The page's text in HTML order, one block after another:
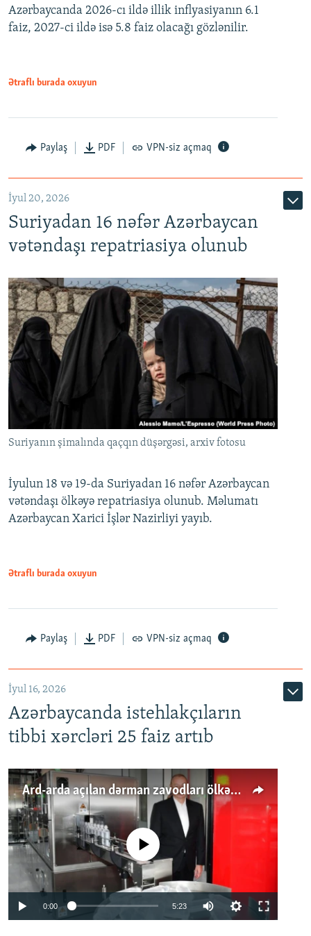
Auto
360p
480p
Azərbaycanda 2026-cı ildə illik inflyasiyanın 6.1
faiz, 2027-ci ildə isə 5.8 faiz olacağı gözlənilir.
Ətraflı burada oxuyun
Paylaş PDF VPN-siz açmaq
İyul 20, 2026
Suriyadan 16 nəfər Azərbaycan
vətəndaşı repatriasiya olunub
Suriyanın şimalında qaçqın düşərgəsi, arxiv fotosu
İyulun 18 və 19-da Suriyadan 16 nəfər Azərbaycan
vətəndaşı ölkəyə repatriasiya olunub. Məlumatı
Azərbaycan Xarici İşlər Nazirliyi yayıb.
Ətraflı burada oxuyun
Paylaş PDF VPN-siz açmaq
İyul 16, 2026
Azərbaycanda istehlakçıların
tibbi xərcləri 25 faiz artıb
Ard-arda açılan dərman zavodları ölkənin tələbatını ödəyirmi?
No media source currently available
0:00 5:23